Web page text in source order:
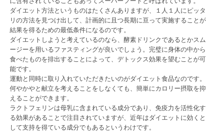
ダイエット方法というものはたくさんありますが、１人１人にピッタ
リの方法を見つけ出して、計画的に且つ長期に亘って実施することが
結果を得るための最低条件になるのです。
ダイエットしようと考えているのなら、酵素ドリンクであるとかスム
ージーを用いるファスティングが良いでしょう。完璧に身体の中から
食べたものを排出することによって、デトックス効果を望むことが可
能です。
運動と同時に取り入れていただきたいのがダイエット食品なのです。
何やかやと献立を考えることをしなくても、簡単にカロリー摂取を抑
えることができます。
ラクトフェリンは母乳に含まれている成分であり、免疫力を活性化す
る効果があることで注目されていますが、近年はダイエットに効くと
して支持を得ている成分でもあるというわけです。